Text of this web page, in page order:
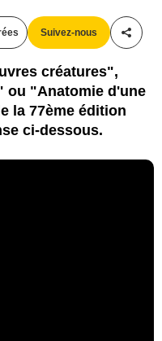
Suivez-nous
créatures",
ou "Anatomie d'une
la 77ème édition
ci-dessous.